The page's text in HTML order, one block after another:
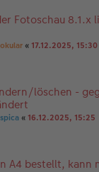
Fotoschau 8.1.x
okular « 17.12.2025, 15:30
löschen -
spica « 16.12.2025, 15:25
A4 bestellt, kann